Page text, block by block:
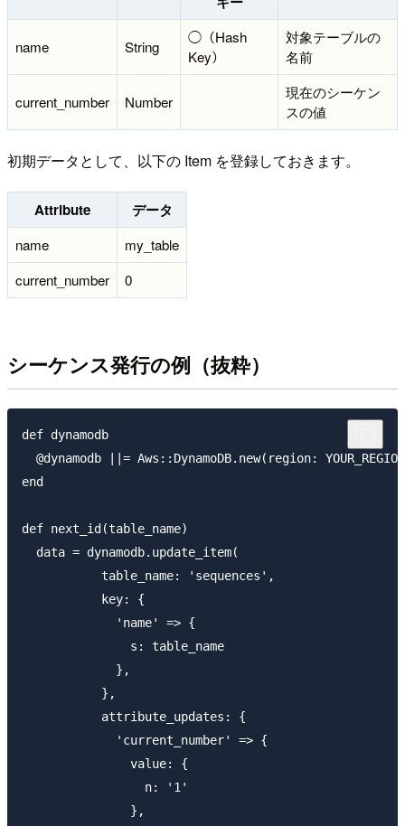
name String
◯（Hash
Key）
対象テーブルの
名前
current_number Number
現在のシーケン
スの値
初期データとして、以下の Item を登録しておきます。
Attribute データ
name
my_table
current_number
0
シーケンス発行の例（抜粋）
def dynamodb
@dynamodb ||= Aws::DynamoDB.new(region:
end
def next_id(table_name)
  data = dynamodb.update_item(
           table_name: 'sequences',
           key: {
             'name' => {
               s: table_name
             },
           },
           attribute_updates: {
             'current_number' => {
               value: {
                 n: '1'
               },